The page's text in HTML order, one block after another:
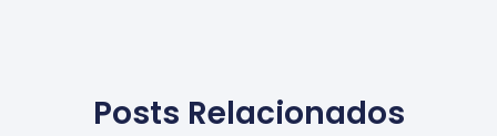
Posts Relacionados